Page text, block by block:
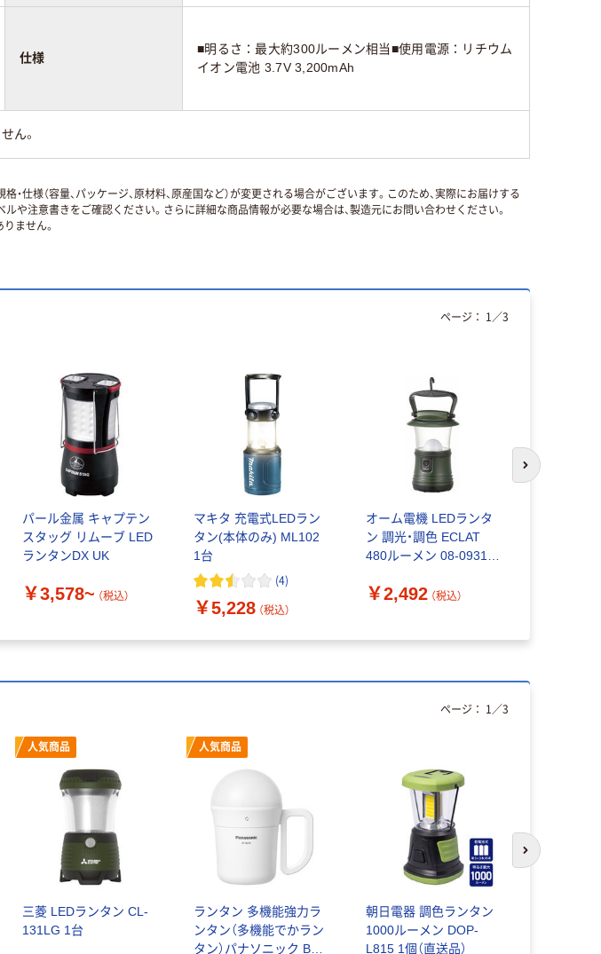
仕様
■明るさ：最大約300ルーメン相当■使用電源：リチウム
イオン電池 3.7V 3,200mAh
ん。
仕様（容量、パッケージ、原材料、原産国など）が変更される場合がございます。このため、実際にお届けする
注意書きをご確認ください。さらに詳細な商品情報が必要な場合は、製造元にお問い合わせください。
ません。
パール金属 キャプテン
スタッグ リムーブ LED
ランタンDX UK
￥3,578~ （税込）
マキタ 充電式LEDラン
タン(本体のみ) ML102
1台
(4)
￥5,228 （税込）
オーム電機 LEDランタ
ン 調光・調色 ECLAT
480ルーメン 08-0931 1
￥2,492 （税込）
ページ： 1 ／3
次のスライド
人気商品
三菱 LEDランタン CL-
131LG 1台
人気商品
ランタン 多機能強力ラ
ンタン（多機能でかラン
タン）パナソニック BF-
朝日電器 調色ランタン
1000ルーメン DOP-
L815 1個（直送品）
ページ： 1 ／3
次のスライド